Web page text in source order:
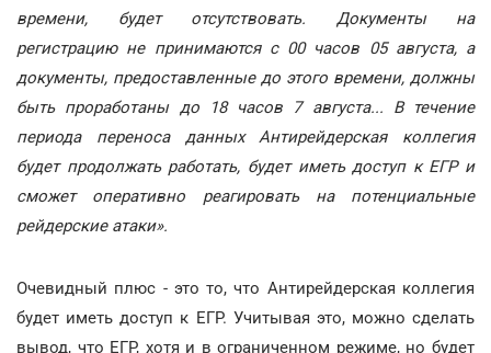
времени, будет отсутствовать. Документы на
регистрацию не принимаются с 00 часов 05 августа, а
документы, предоставленные до этого времени, должны
быть проработаны до 18 часов 7 августа... В течение
периода переноса данных Антирейдерская коллегия
будет продолжать работать, будет иметь доступ к ЕГР и
сможет оперативно реагировать на потенциальные
рейдерские атаки».
Очевидный плюс - это то, что Антирейдерская коллегия
будет иметь доступ к ЕГР. Учитывая это, можно сделать
вывод, что ЕГР, хотя и в ограниченном режиме, но будет